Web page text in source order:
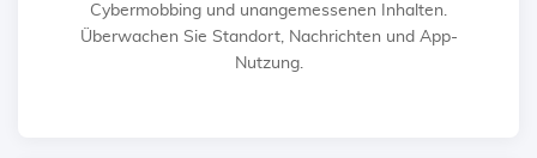
Cybermobbing und unangemessenen Inhalten.
Überwachen Sie Standort, Nachrichten und App-
Nutzung.